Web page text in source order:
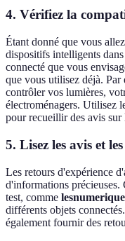
4. Vérifiez la
Étant donné que vous
dispositifs intelligents
connecté que vous
que vous utilisez déjà.
contrôler vos lumières,
électroménagers. Utilisez
pour recueillir des avis
5. Lisez les avis et
Les retours d'expérience
d'informations précieuses.
test, comme
différents objets
également fournir des